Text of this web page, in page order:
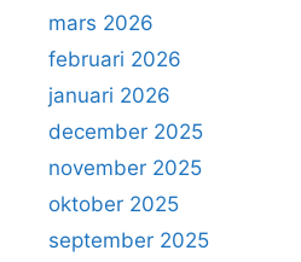
mars 2026
februari 2026
januari 2026
december 2025
november 2025
oktober 2025
september 2025